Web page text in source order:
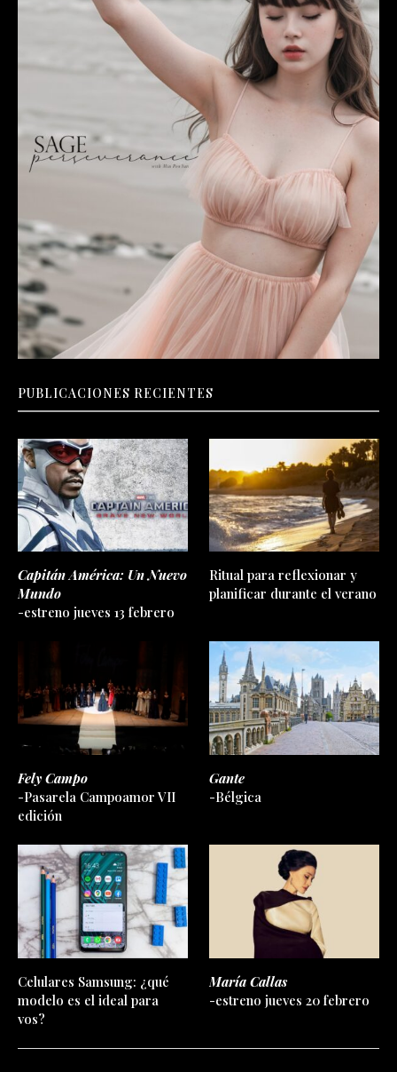
PUBLICACIONES RECIENTES
Capitán América: Un Nuevo
Mundo
-estreno jueves 13 febrero
Ritual para reflexionar y
planificar durante el verano
Fely Campo
-Pasarela Campoamor VII
edición
Gante
-Bélgica
Celulares Samsung: ¿qué
modelo es el ideal para
vos?
María Callas
-estreno jueves 20 febrero